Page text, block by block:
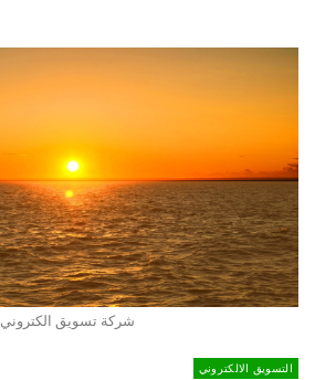
شركة تسويق الكتروني
التسويق الالكتروني